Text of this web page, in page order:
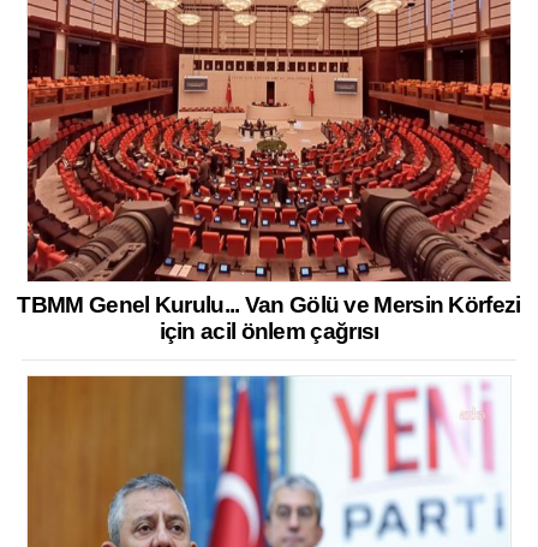
TBMM Genel Kurulu... Van Gölü ve Mersin Körfezi
için acil önlem çağrısı